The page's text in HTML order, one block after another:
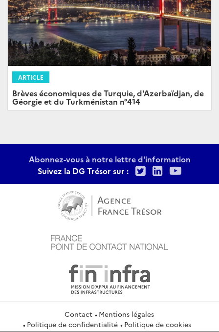
ARTICLE
Brèves économiques de Turquie, d'Azerbaïdjan, de
Géorgie et du Turkménistan n°414
Abonnez-vous à notre lettre d'information
Suivez la DG Trésor sur :
TwitterLinkedIn
Contact
Mentions légales
Politique de confidentialité
Politique de cookies